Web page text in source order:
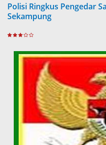
Polisi Ringkus Pengedar
Sekampung